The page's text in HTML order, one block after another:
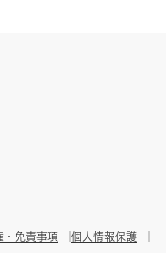
・免責事項
個人情報保護